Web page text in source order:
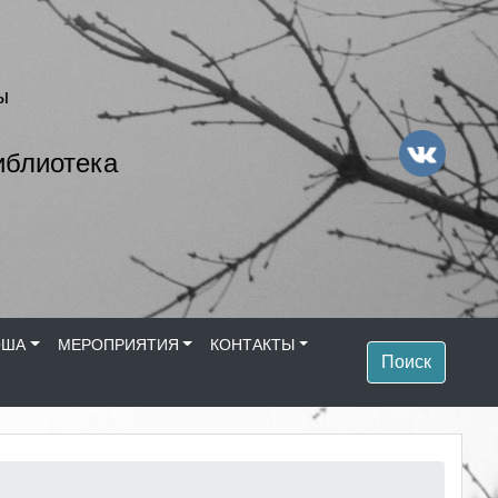
МЕРОПРИЯТИЯ КОНТАКТЫ
Поиск